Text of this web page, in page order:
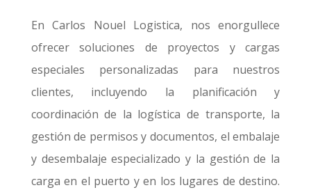
En Carlos Nouel Logistica, nos enorgullece
ofrecer soluciones de proyectos y cargas
especiales personalizadas para nuestros
clientes, incluyendo la planificación y
coordinación de la logística de transporte, la
gestión de permisos y documentos, el embalaje
y desembalaje especializado y la gestión de la
carga en el puerto y en los lugares de destino.